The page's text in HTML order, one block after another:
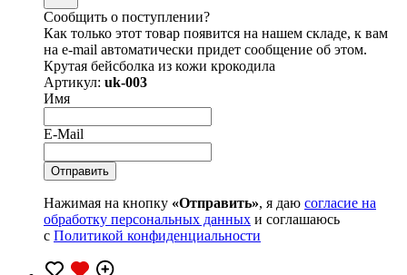
Сообщить о поступлении?
Как только этот товар появится на нашем складе, к вам
на e-mail автоматически придет сообщение об этом.
Крутая бейсболка из кожи крокодила
Артикул: uk-003
Имя
E-Mail
Нажимая на кнопку «Отправить», я даю согласие на
обработку персональных данных и соглашаюсь
с Политикой конфиденциальности